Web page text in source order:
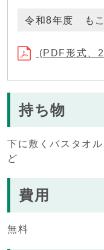
令和8年度 もこ
(PDF形式、
持ち物
下に敷くバスタオ
ど
費用
無料